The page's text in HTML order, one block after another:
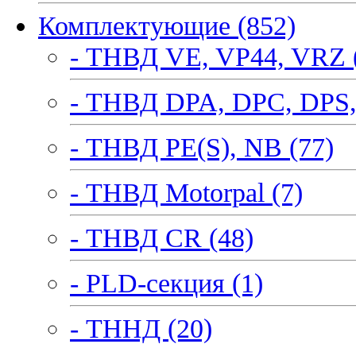
Комплектующие (852)
- ТНВД VE, VP44, VRZ
- ТНВД DPA, DPC,
- ТНВД PE(S), NB (77)
- ТНВД Motorpal (7)
- ТНВД CR (48)
- PLD-секция (1)
- ТННД (20)